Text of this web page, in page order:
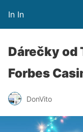
In In
Dárečky od
Forbes
DonVito